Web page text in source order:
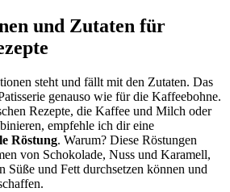
und Zutaten für
steht und fällt mit den Zutaten. Das
genauso wie für die Kaffeebohne.
Rezepte, die Kaffee und Milch oder
empfehle ich dir eine
Röstung. Warum? Diese Röstungen
von Schokolade, Nuss und Karamell,
Süße und Fett durchsetzen können und